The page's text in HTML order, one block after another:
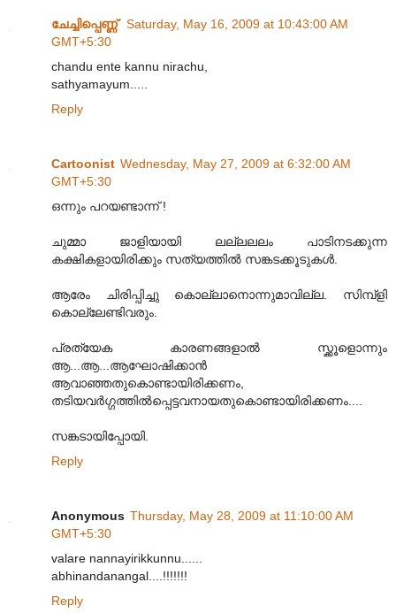
ചേച്ചിപ്പെണ്ണ്‍ Saturday, May 16, 2009 at 10:43:00 AM
GMT+5:30
chandu ente kannu nirachu,
sathyamayum.....
Reply
Cartoonist Wednesday, May 27, 2009 at 6:32:00 AM
GMT+5:30
ഒന്നും പറയണ്ടാന്ന് !
ചുമ്മാ ജാളിയായി ലല്ലലലം പാടിനടക്കുന്ന
കക്ഷികളാ‍യിരിക്കും സത്യത്തില്‍ സങ്കടക്കൂടുകള്‍.
ആരേം ചിരിപ്പിച്ചു കൊല്ലാനൊന്നുമാവില്ല. സിമ്പ്ളി
കൊല്ലേണ്ടിവരും.
പ്രത്യേക കാരണങ്ങളാല്‍ സ്ക്കൂളൊന്നും
ആ...ആ...ആഘോഷിക്കാന്‍
ആവാഞ്ഞതുകൊണ്ടായിരിക്കണം,
തടിയവര്‍ഗ്ഗത്തില്‍പ്പെട്ടവനായതുകൊണ്ടായിരിക്കണം....
സങ്കടായിപ്പോയി.
Reply
Anonymous Thursday, May 28, 2009 at 11:10:00 AM
GMT+5:30
valare nannayirikkunnu......
abhinandanangal....!!!!!!!
Reply